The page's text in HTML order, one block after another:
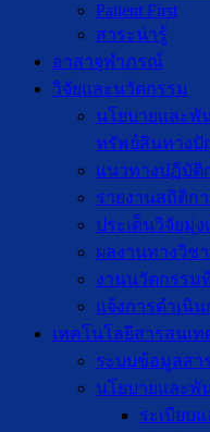
Patient First
สาระน่ารู้
อาสาจุฬาภรณ์
วิจัยและนวัตกรรม
นโยบายและพั
ทรัพย์สินทาง
แนวทางปฏิบัติ
รายงานสถิติก
ประเด็นวิจัยมุ่ง
ผลงานทางวิช
งานนวัตกรรม
แจ้งการดำเนิ
เทคโนโลยีสารสนเท
ระบบข้อมูลสา
นโยบายและพั
ระเบียบ